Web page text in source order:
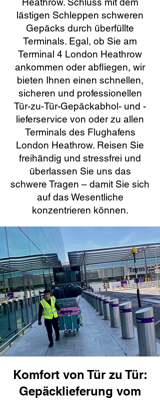
lästigen Schleppen schweren
Gepäcks durch überfüllte
Terminals. Egal, ob Sie am
Terminal 4 London Heathrow
ankommen oder abfliegen, wir
bieten Ihnen einen schnellen,
sicheren und professionellen
Tür-zu-Tür-Gepäckabhol- und -
lieferservice von oder zu allen
Terminals des Flughafens
London Heathrow. Reisen Sie
freihändig und stressfrei und
überlassen Sie uns das
schwere Tragen – damit Sie sich
auf das Wesentliche
konzentrieren können.
Komfort von Tür zu Tür:
Gepäcklieferung vom